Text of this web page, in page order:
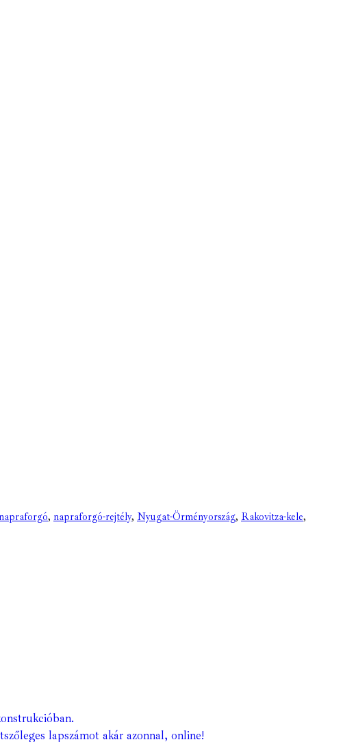
napraforgó, napraforgó-rejtély, Nyugat-Örményország, Rakovitza-kele,
lapszámot akár azonnal, online!